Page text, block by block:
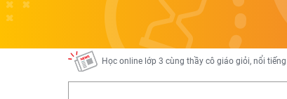
2K13! Bứt Phá Lớp 5 Năm Học 2023 - 2024
Học online lớp 4 cùng thầy cô giáo giỏi, nổi tiếng
Học online lớp 3 cùng thầy cô giáo giỏi, nổi tiếng
Học online lớp 2 với thầy cô giáo giỏi, nổi tiếng